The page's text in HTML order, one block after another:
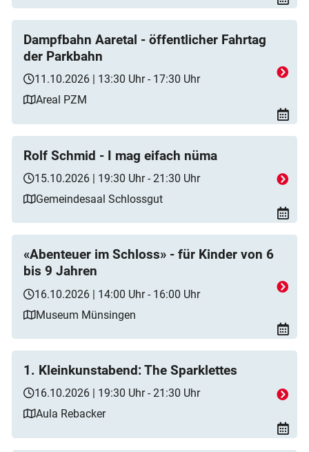
Dampfbahn Aaretal - öffentlicher Fahrtag
der Parkbahn
11.10.2026 | 13:30 Uhr - 17:30 Uhr
Areal PZM
Rolf Schmid - I mag eifach nüma
15.10.2026 | 19:30 Uhr - 21:30 Uhr
Gemeindesaal Schlossgut
«Abenteuer im Schloss» - für Kinder von 6
bis 9 Jahren
16.10.2026 | 14:00 Uhr - 16:00 Uhr
Museum Münsingen
1. Kleinkunstabend: The Sparklettes
16.10.2026 | 19:30 Uhr - 21:30 Uhr
Aula Rebacker